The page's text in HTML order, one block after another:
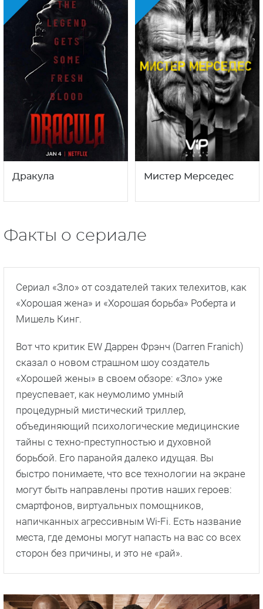
Дракула Мистер Мерседес
Факты о сериале
Сериал «Зло» от создателей таких телехитов, как
«Хорошая жена» и «Хорошая борьба» Роберта и
Мишель Кинг.
Вот что критик EW Даррен Фрэнч (Darren Franich)
сказал о новом страшном шоу создатель
«Хорошей жены» в своем обзоре: «Зло» уже
преуспевает, как неумолимо умный
процедурный мистический триллер,
объединяющий психологические медицинские
тайны с техно-преступностью и духовной
борьбой. Его паранойя далеко идущая. Вы
быстро понимаете, что все технологии на экране
могут быть направлены против наших героев:
смартфонов, виртуальных помощников,
напичканных агрессивным Wi-Fi. Есть название
места, где демоны могут напасть на вас со всех
сторон без причины, и это не «рай».